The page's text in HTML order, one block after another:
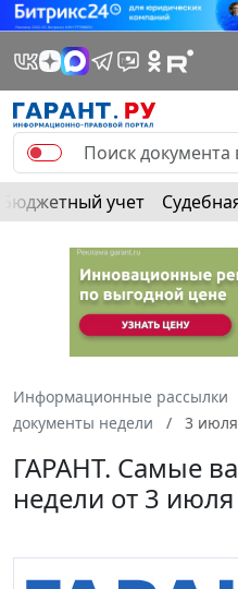
Бюджетный учет
Информационные рассылки
документы недели
3
ГАРАНТ. Самые
недели от 3